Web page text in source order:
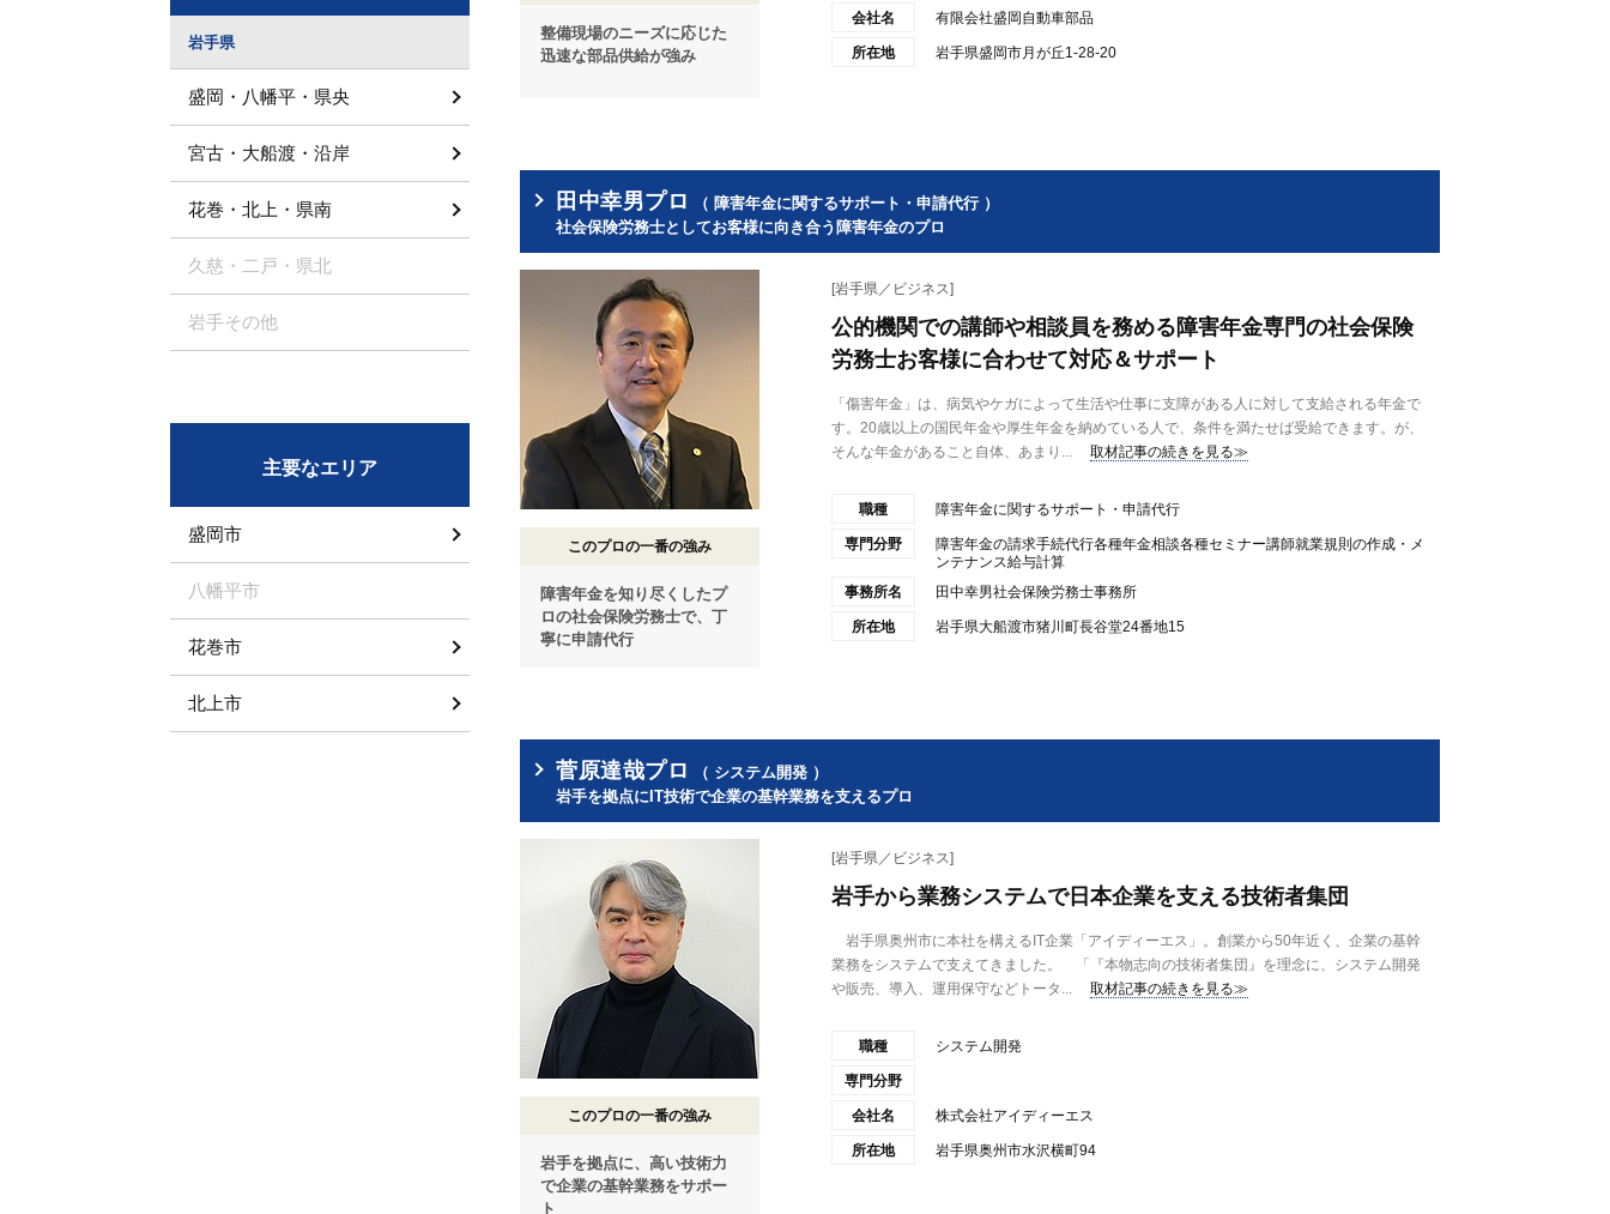
整備現場のニーズに応じた
迅速な部品供給が強み
会社名 有限会社盛岡自動車部品
所在地 岩手県盛岡市月が丘1-28-20
田中幸男プロ
（ 障害年金に関するサポート・申請代行 ）
社会保険労務士としてお客様に向き合う障害年金のプロ
このプロの一番の強み
障害年金を知り尽くしたプ
ロの社会保険労務士で、丁
寧に申請代行
[岩手県／ビジネス]
公的機関での講師や相談員を務める障害年金専門の社会保険
労務士お客様に合わせて対応＆サポート
「傷害年金」は、病気やケガによって生活や仕事に支障がある人に対して支給される年金で
す。20歳以上の国民年金や厚生年金を納めている人で、条件を満たせば受給できます。が、
そんな年金があること自体、あまり...
取材記事の続きを見る≫
職種 障害年金に関するサポート・申請代行
専門分野
障害年金の請求手続代行各種年金相談各種セミナー講師就業規則の作成・メ
ンテナンス給与計算
事務所名
田中幸男社会保険労務士事務所
所在地 岩手県大船渡市猪川町長谷堂24番地15
菅原達哉プロ
（ システム開発 ）
岩手を拠点にIT技術で企業の基幹業務を支えるプロ
このプロの一番の強み
岩手を拠点に、高い技術力
で企業の基幹業務をサポー
ト
[岩手県／ビジネス]
岩手から業務システムで日本企業を支える技術者集団
岩手県奥州市に本社を構えるIT企業「アイディーエス」。創業から50年近く、企業の基幹
業務をシステムで支えてきました。 「『本物志向の技術者集団』を理念に、システム開発
や販売、導入、運用保守などトータ...
取材記事の続きを見る≫
職種 システム開発
専門分野
会社名 株式会社アイディーエス
所在地 岩手県奥州市水沢横町94
岩手県
盛岡・八幡平・県央
宮古・大船渡・沿岸
花巻・北上・県南
久慈・二戸・県北
岩手その他
主要なエリア
盛岡市
八幡平市
花巻市
北上市